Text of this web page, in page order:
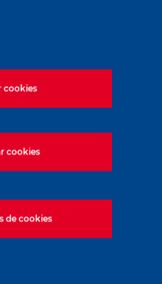
bachy.com
cookies
cookies
de cookies